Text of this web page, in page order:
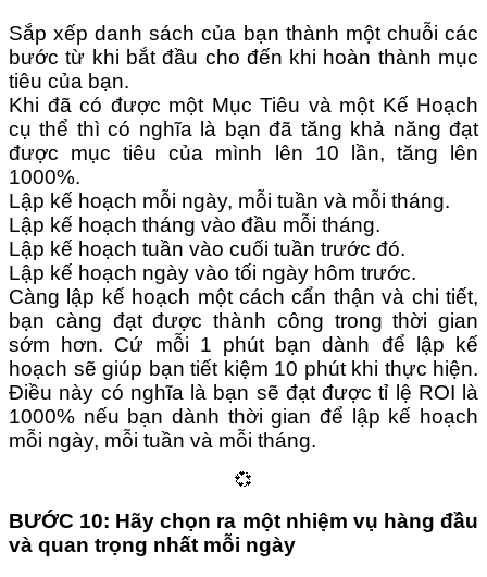
Sắp xếp danh sách của bạn thành một chuỗi các
bước từ khi bắt đầu cho đến khi hoàn thành mục
tiêu của bạn.
Khi đã có được một Mục Tiêu và một Kế Hoạch
cụ thể thì có nghĩa là bạn đã tăng khả năng đạt
được mục tiêu của mình lên 10 lần, tăng lên
1000%.
Lập kế hoạch mỗi ngày, mỗi tuần và mỗi tháng.
Lập kế hoạch tháng vào đầu mỗi tháng.
Lập kế hoạch tuần vào cuối tuần trước đó.
Lập kế hoạch ngày vào tối ngày hôm trước.
Càng lập kế hoạch một cách cẩn thận và chi tiết,
bạn càng đạt được thành công trong thời gian
sớm hơn. Cứ mỗi 1 phút bạn dành để lập kế
hoạch sẽ giúp bạn tiết kiệm 10 phút khi thực hiện.
Điều này có nghĩa là bạn sẽ đạt được tỉ lệ ROI là
1000% nếu bạn dành thời gian để lập kế hoạch
mỗi ngày, mỗi tuần và mỗi tháng.
💞
BƯỚC 10: Hãy chọn ra một nhiệm vụ hàng đầu
và quan trọng nhất mỗi ngày